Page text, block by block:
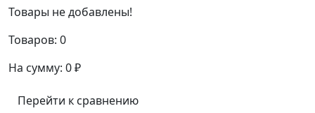
Товары не добавлены!
Товаров: 0
На сумму: 0₽
Перейти к сравнению